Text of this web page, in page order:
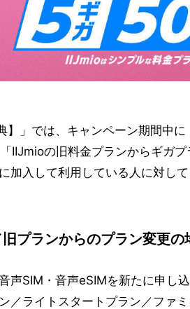
】」では、キャンペーン期間中
IIJmioの旧料金プランからギガ
加入して利用している人に対し
プランからのプラン変更の
声SIM・音声eSIMを新たに申し
／ライトスタートプラン／ファ